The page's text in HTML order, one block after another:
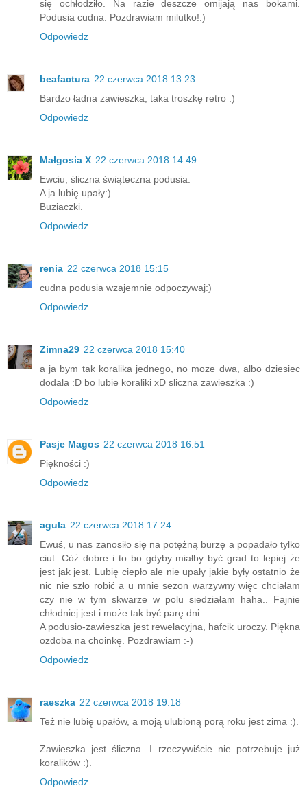
się ochłodziło. Na razie deszcze omijają nas bokami.
Podusia cudna. Pozdrawiam milutko!:)
Odpowiedz
beafactura 22 czerwca 2018 13:23
Bardzo ładna zawieszka, taka troszkę retro :)
Odpowiedz
Małgosia X 22 czerwca 2018 14:49
Ewciu, śliczna świąteczna podusia.
A ja lubię upały:)
Buziaczki.
Odpowiedz
renia 22 czerwca 2018 15:15
cudna podusia wzajemnie odpoczywaj:)
Odpowiedz
Zimna29 22 czerwca 2018 15:40
a ja bym tak koralika jednego, no moze dwa, albo dziesiec
dodala :D bo lubie koraliki xD sliczna zawieszka :)
Odpowiedz
Pasje Magos 22 czerwca 2018 16:51
Piękności :)
Odpowiedz
agula 22 czerwca 2018 17:24
Ewuś, u nas zanosiło się na potężną burzę a popadało tylko
ciut. Cóż dobre i to bo gdyby miałby być grad to lepiej że
jest jak jest. Lubię ciepło ale nie upały jakie były ostatnio że
nic nie szło robić a u mnie sezon warzywny więc chciałam
czy nie w tym skwarze w polu siedziałam haha.. Fajnie
chłodniej jest i może tak być parę dni.
A podusio-zawieszka jest rewelacyjna, hafcik uroczy. Piękna
ozdoba na choinkę. Pozdrawiam :-)
Odpowiedz
raeszka 22 czerwca 2018 19:18
Też nie lubię upałów, a moją ulubioną porą roku jest zima :).
Zawieszka jest śliczna. I rzeczywiście nie potrzebuje już
koralików :).
Odpowiedz